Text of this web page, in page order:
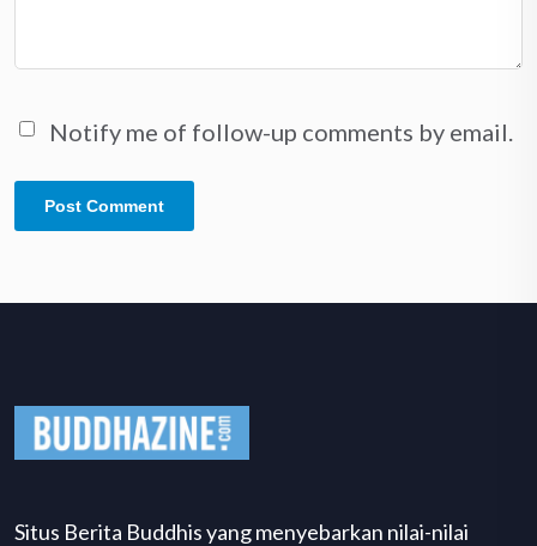
Notify me of follow-up comments by email.
Situs Berita Buddhis yang menyebarkan nilai-nilai